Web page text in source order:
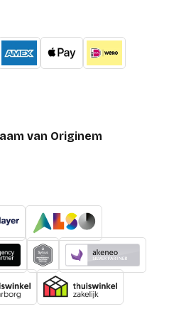
van Originem